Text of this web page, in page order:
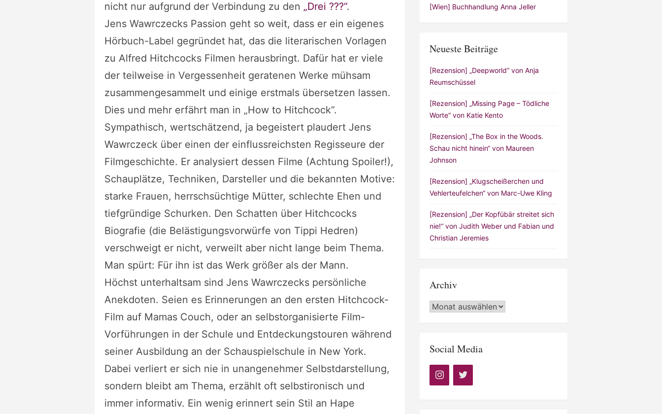
nicht nur aufgrund der Verbindung zu den „Drei ???“.
Jens Wawrczecks Passion geht so weit, dass er ein eigenes
Hörbuch-Label gegründet hat, das die literarischen Vorlagen
zu Alfred Hitchcocks Filmen herausbringt. Dafür hat er viele
der teilweise in Vergessenheit geratenen Werke mühsam
zusammengesammelt und einige erstmals übersetzen lassen.
Dies und mehr erfährt man in „How to Hitchcock“.
Sympathisch, wertschätzend, ja begeistert plaudert Jens
Wawrczeck über einen der einflussreichsten Regisseure der
Filmgeschichte. Er analysiert dessen Filme (Achtung Spoiler!),
Schauplätze, Techniken, Darsteller und die bekannten Motive:
starke Frauen, herrschsüchtige Mütter, schlechte Ehen und
tiefgründige Schurken. Den Schatten über Hitchcocks
Biografie (die Belästigungsvorwürfe von Tippi Hedren)
verschweigt er nicht, verweilt aber nicht lange beim Thema.
Man spürt: Für ihn ist das Werk größer als der Mann.
Höchst unterhaltsam sind Jens Wawrczecks persönliche
Anekdoten. Seien es Erinnerungen an den ersten Hitchcock-
Film auf Mamas Couch, oder an selbstorganisierte Film-
Vorführungen in der Schule und Entdeckungstouren während
seiner Ausbildung an der Schauspielschule in New York.
Dabei verliert er sich nie in unangenehmer Selbstdarstellung,
sondern bleibt am Thema, erzählt oft selbstironisch und
immer informativ. Ein wenig erinnert sein Stil an Hape
[Wien] Buchhandlung Anna Jeller
Neueste Beiträge
[Rezension] „Deepworld“ von Anja
Reumschüssel
[Rezension] „Missing Page – Tödliche
Worte“ von Katie Kento
[Rezension] „The Box in the Woods.
Schau nicht hinein“ von Maureen
Johnson
[Rezension] „Klugscheißerchen und
Vehlerteufelchen“ von Marc-Uwe Kling
[Rezension] „Der Kopfübär streitet sich
nie!“ von Judith Weber und Fabian und
Christian Jeremies
Archiv
Archiv
Social Media